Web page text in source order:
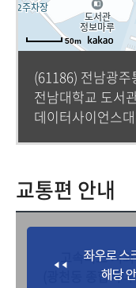
50m
(61186) 전남광
전남대학교 도서
데이터사이언스
교통편 안내
고속버스 시
(광천동 종합터